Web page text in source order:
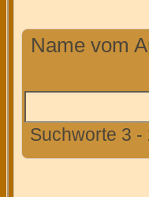
Name vom
Suchworte 3 -